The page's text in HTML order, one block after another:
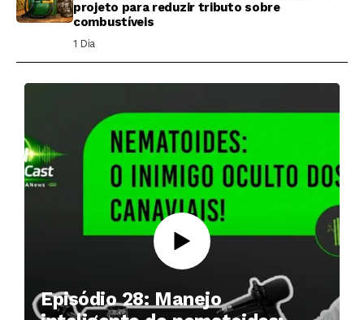
projeto para reduzir tributo sobre
combustíveis
1 Dia ⁮
Episódio 28: Manejo